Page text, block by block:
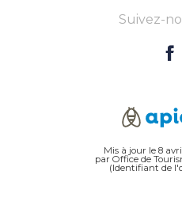
Suivez-
Mis à jour le 8
par Office de
(Identifiant de